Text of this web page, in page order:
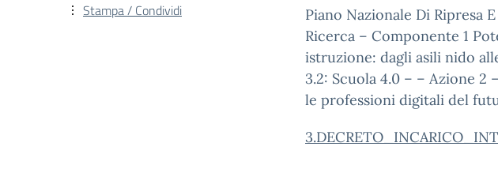
Piano Nazionale Di Ripresa
Ricerca – Componente 1
istruzione: dagli asili nido
3.2: Scuola 4.0 – – Azione
le professioni digitali del
Stampa / Condividi